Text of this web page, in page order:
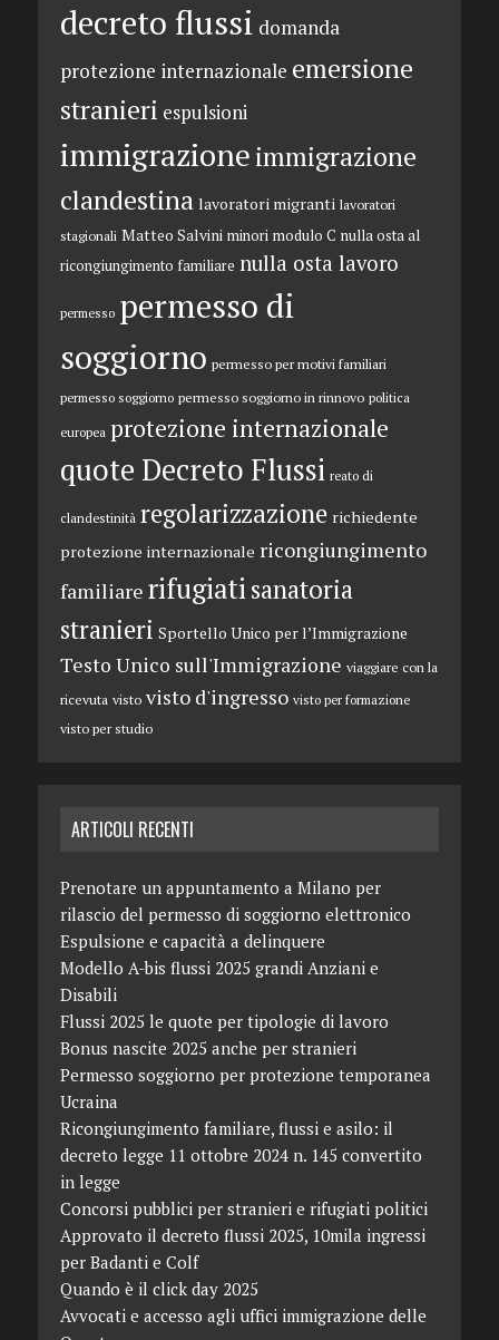
decreto flussi domanda
protezione internazionale emersione
stranieri espulsioni
immigrazioneimmigrazione
clandestina lavoratori migranti lavoratori
stagionali Matteo Salvini minori modulo C nulla osta al
ricongiungimento familiare nulla osta lavoro
permesso permesso di
soggiorno permesso per motivi familiari
permesso soggiorno permesso soggiorno in rinnovo politica
europea protezione internazionale
quote Decreto Flussi reato di
clandestinità regolarizzazione richiedente
protezione internazionale ricongiungimento
familiare rifugiatisanatoria
stranieri Sportello Unico per l’Immigrazione
Testo Unico sull'Immigrazione viaggiare con la
ricevuta visto visto d'ingresso visto per formazione
visto per studio
ARTICOLI RECENTI
Prenotare un appuntamento a Milano per
rilascio del permesso di soggiorno elettronico
Espulsione e capacità a delinquere
Modello A-bis flussi 2025 grandi Anziani e
Disabili
Flussi 2025 le quote per tipologie di lavoro
Bonus nascite 2025 anche per stranieri
Permesso soggiorno per protezione temporanea
Ucraina
Ricongiungimento familiare, flussi e asilo: il
decreto legge 11 ottobre 2024 n. 145 convertito
in legge
Concorsi pubblici per stranieri e rifugiati politici
Approvato il decreto flussi 2025, 10mila ingressi
per Badanti e Colf
Quando è il click day 2025
Avvocati e accesso agli uffici immigrazione delle